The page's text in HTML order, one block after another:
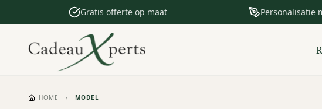
Gratis offerte op maat Personalisatie
HOME › MODEL